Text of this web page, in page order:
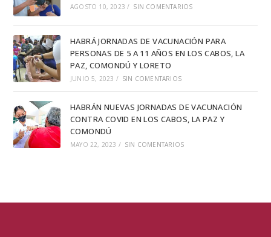
AGOSTO 10, 2023 / SIN COMENTARIOS
HABRÁ JORNADAS DE VACUNACIÓN PARA
PERSONAS DE 5 A 11 AÑOS EN LOS CABOS, LA
PAZ, COMONDÚ Y LORETO
JUNIO 5, 2023 / SIN COMENTARIOS
HABRÁN NUEVAS JORNADAS DE VACUNACIÓN
CONTRA COVID EN LOS CABOS, LA PAZ Y
COMONDÚ
MAYO 22, 2023 / SIN COMENTARIOS